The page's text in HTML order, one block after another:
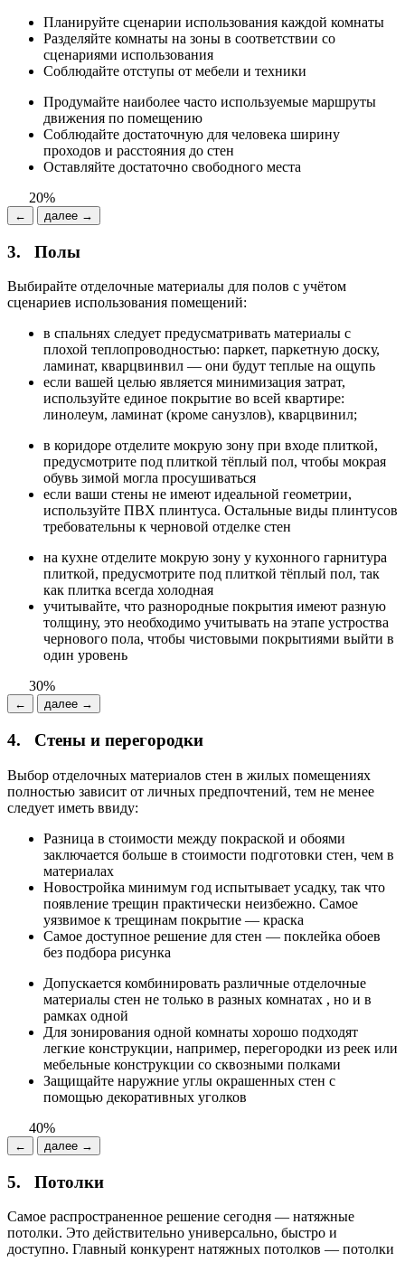
Планируйте сценарии использования каждой комнаты
Разделяйте комнаты на зоны в соответствии со
сценариями использования
Соблюдайте отступы от мебели и техники
Продумайте наиболее часто используемые маршруты
движения по помещению
Соблюдайте достаточную для человека ширину
проходов и расстояния до стен
Оставляйте достаточно свободного места
20%
← далее →
3. Полы
Выбирайте отделочные материалы для полов с учётом
сценариев использования помещений:
в спальнях следует предусматривать материалы с
плохой теплопроводностью: паркет, паркетную доску,
ламинат, кварцвинвил — они будут теплые на ощупь
если вашей целью является минимизация затрат,
используйте единое покрытие во всей квартире:
линолеум, ламинат (кроме санузлов), кварцвинил;
в коридоре отделите мокрую зону при входе плиткой,
предусмотрите под плиткой тёплый пол, чтобы мокрая
обувь зимой могла просушиваться
если ваши стены не имеют идеальной геометрии,
используйте ПВХ плинтуса. Остальные виды плинтусов
требовательны к черновой отделке стен
на кухне отделите мокрую зону у кухонного гарнитура
плиткой, предусмотрите под плиткой тёплый пол, так
как плитка всегда холодная
учитывайте, что разнородные покрытия имеют разную
толщину, это необходимо учитывать на этапе устроства
чернового пола, чтобы чистовыми покрытиями выйти в
один уровень
30%
← далее →
4. Стены и перегородки
Выбор отделочных материалов стен в жилых помещениях
полностью зависит от личных предпочтений, тем не менее
следует иметь ввиду:
Разница в стоимости между покраской и обоями
заключается больше в стоимости подготовки стен, чем в
материалах
Новостройка минимум год испытывает усадку, так что
появление трещин практически неизбежно. Самое
уязвимое к трещинам покрытие — краска
Самое доступное решение для стен — поклейка обоев
без подбора рисунка
Допускается комбинировать различные отделочные
материалы стен не только в разных комнатах , но и в
рамках одной
Для зонирования одной комнаты хорошо подходят
легкие конструкции, например, перегородки из реек или
мебельные конструкции со сквозными полками
Защищайте наружние углы окрашенных стен с
помощью декоративных уголков
40%
← далее →
5. Потолки
Самое распространенное решение сегодня — натяжные
потолки. Это действительно универсально, быстро и
доступно. Главный конкурент натяжных потолков — потолки